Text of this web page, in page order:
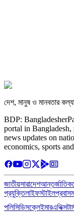
দেশ, মানুষ ও মানবতার
BDP:
portal in
news updates on
economics, sports
জাতীয়সারাদেশআন্তর্জাতিক
প্রযুক্তিলাইফস্টাইলপ্রবাস
পলিসিডিসক্লেইমারএথিক্স